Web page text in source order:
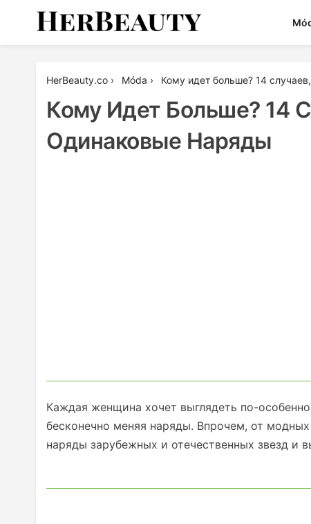
HerBeauty.co › Móda › Кому идет больше? 14
Кому Идет Больше? 14
Одинаковые Наряды
Каждая женщина хочет выглядеть по-
бесконечно меняя наряды. Впрочем, от
наряды зарубежных и отечественных звезд и